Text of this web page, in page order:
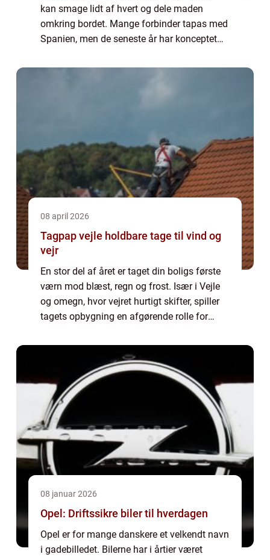
kan smage lidt af hvert og dele maden
omkring bordet. Mange forbinder tapas med
Spanien, men de seneste år har konceptet
råvarer, g...
08 april 2026
Tagpap vejle holdbare tage til vind og
vejr
En stor del af året er taget din boligs første
værn mod blæst, regn og frost. Især i Vejle
og omegn, hvor vejret hurtigt skifter, spiller
tagets opbygning en afgørende rolle for
kigger derfor mod tagpap som e...
08 januar 2026
Opel: Driftssikre biler til hverdagen
Opel er for mange danskere et velkendt navn
i gadebilledet. Bilerne har i årtier været